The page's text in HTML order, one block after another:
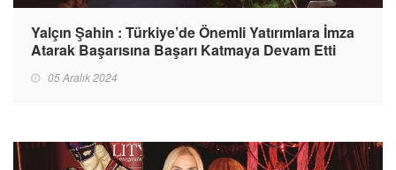
Yalçın Şahin : Türkiye’de Önemli Yatırımlara İmza
Atarak Başarısına Başarı Katmaya Devam Etti
05 Aralık 2024